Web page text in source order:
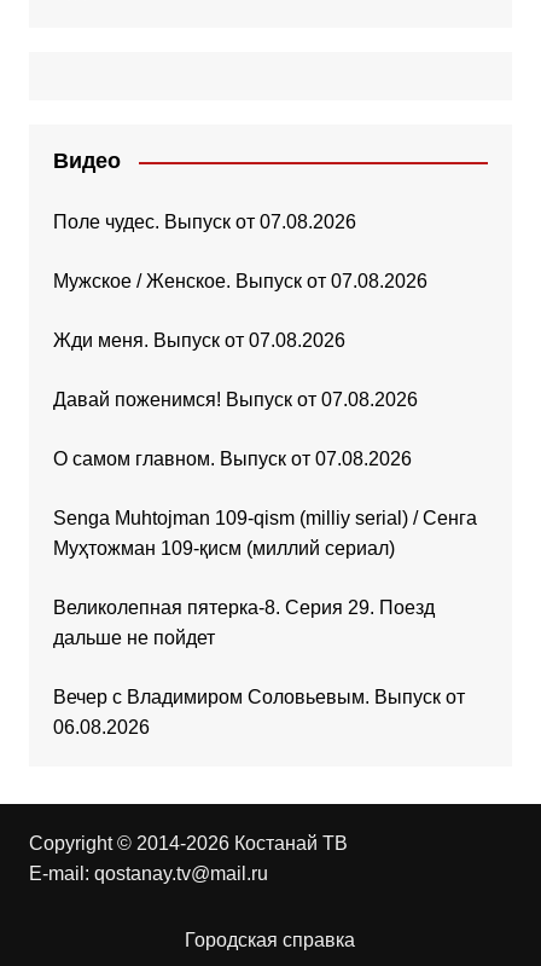
Видео
Поле чудес. Выпуск от 07.08.2026
Мужское / Женское. Выпуск от 07.08.2026
Жди меня. Выпуск от 07.08.2026
Давай поженимся! Выпуск от 07.08.2026
О самом главном. Выпуск от 07.08.2026
Senga Muhtojman 109-qism (milliy serial) / Сенга
Муҳтожман 109-қисм (миллий сериал)
Великолепная пятерка-8. Серия 29. Поезд
дальше не пойдет
Вечер с Владимиром Соловьевым. Выпуск от
06.08.2026
Copyright © 2014-2026 Костанай ТВ
E-mail: qostanay.tv@mail.ru
Городская справка